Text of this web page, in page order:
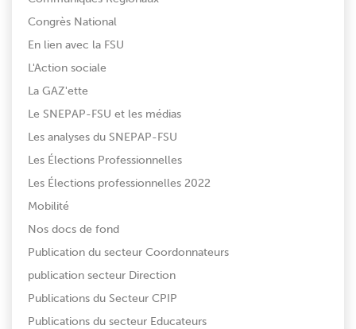
Congrès National
En lien avec la FSU
L'Action sociale
La GAZ'ette
Le SNEPAP-FSU et les médias
Les analyses du SNEPAP-FSU
Les Élections Professionnelles
Les Élections professionnelles 2022
Mobilité
Nos docs de fond
Publication du secteur Coordonnateurs
publication secteur Direction
Publications du Secteur CPIP
Publications du secteur Educateurs